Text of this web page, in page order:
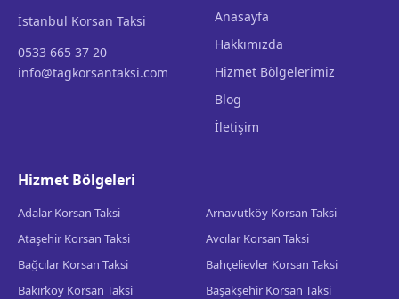
İstanbul Korsan Taksi
0533 665 37 20
info@tagkorsantaksi.com
Anasayfa
Hakkımızda
Hizmet Bölgelerimiz
Blog
İletişim
Hizmet Bölgeleri
Adalar Korsan Taksi
Arnavutköy Korsan Taksi
Ataşehir Korsan Taksi
Avcılar Korsan Taksi
Bağcılar Korsan Taksi
Bahçelievler Korsan Taksi
Bakırköy Korsan Taksi
Başakşehir Korsan Taksi